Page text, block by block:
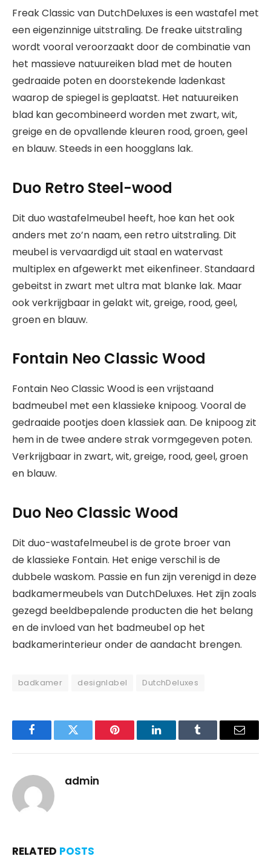
Freak Classic van DutchDeluxes is een wastafel met
een eigenzinnige uitstraling. De freake uitstraling
wordt vooral veroorzaakt door de combinatie van
het massieve natuureiken blad met de houten
gedraaide poten en doorstekende ladenkast
waarop de spiegel is geplaatst. Het natuureiken
blad kan gecombineerd worden met zwart, wit,
greige en de opvallende kleuren rood, groen, geel
en blauw. Steeds in een hoogglans lak.
Duo Retro Steel-wood
Dit duo wastafelmeubel heeft, hoe kan het ook
anders met zo’n naam, een retro uitstraling. Dit
meubel is vervaardigd uit staal en watervast
multiplex en afgewerkt met eikenfineer. Standaard
gebeitst in zwart met ultra mat blanke lak. Maar
ook verkrijgbaar in gelakt wit, greige, rood, geel,
groen en blauw.
Fontain Neo Classic Wood
Fontain Neo Classic Wood is een vrijstaand
badmeubel met een klassieke knipoog. Vooral de
gedraaide pootjes doen klassiek aan. De knipoog zit
hem in de twee andere strak vormgegeven poten.
Verkrijgbaar in zwart, wit, greige, rood, geel, groen
en blauw.
Duo Neo Classic Wood
Dit duo-wastafelmeubel is de grote broer van
de klassieke Fontain. Het enige verschil is de
dubbele waskom. Passie en fun zijn verenigd in deze
badkamermeubels van DutchDeluxes. Het zijn zoals
gezegd beeldbepalende producten die het belang
en de invloed van het badmeubel op het
badkamerinterieur onder de aandacht brengen.
badkamer designlabel DutchDeluxes
FacebookTwitter Pinterest LinkedInTumblr Email
admin
RELATED POSTS